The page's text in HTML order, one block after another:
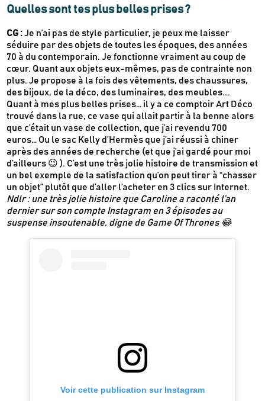
Quelles sont tes plus belles prises ?
CG :Je n’ai pas de style particulier, je peux me laisser
séduire par des objets de toutes les époques, des années
70 à du contemporain. Je fonctionne vraiment au coup de
cœur. Quant aux objets eux-mêmes, pas de contrainte non
plus. Je propose à la fois des vêtements, des chaussures,
des bijoux, de la déco, des luminaires, des meubles….
Quant à mes plus belles prises… il y a ce comptoir Art Déco
trouvé dans la rue, ce vase qui allait partir à la benne alors
que c’était un vase de collection, que j’ai revendu 700
euros… Ou le sac Kelly d’Hermès que j’ai réussi à chiner
après des années de recherche (et que j’ai gardé pour moi
d’ailleurs 😉 ). C’est une très jolie histoire de transmission et
un bel exemple de la satisfaction qu’on peut tirer à “chasser
un objet” plutôt que d’aller l’acheter en 3 clics sur Internet.
Ndlr : une très jolie histoire que Caroline a raconté l’an
dernier sur son compte Instagram en 3 épisodes au
suspense insoutenable, digne de Game Of Thrones 😂
Voir cette publication sur Instagram